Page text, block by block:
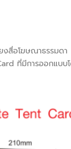
งสื่อโฆษณาธรรมด
ที่มีการออกแ